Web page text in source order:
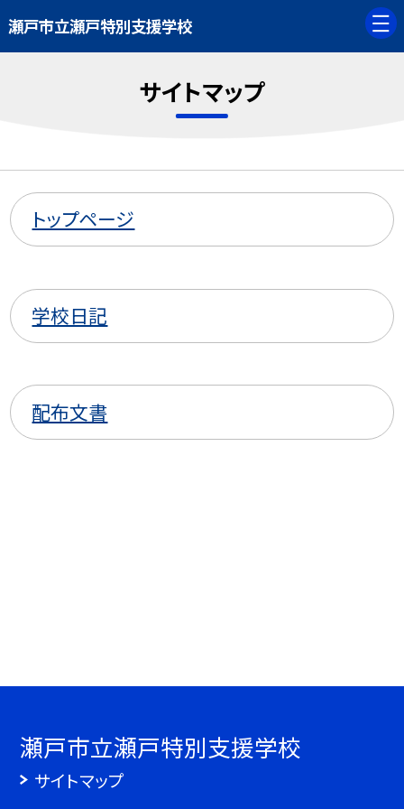
瀬戸市立瀬戸特別支援学校
サイトマップ
トップページ
学校日記
配布文書
瀬戸市立瀬戸特別支援学校
サイトマップ